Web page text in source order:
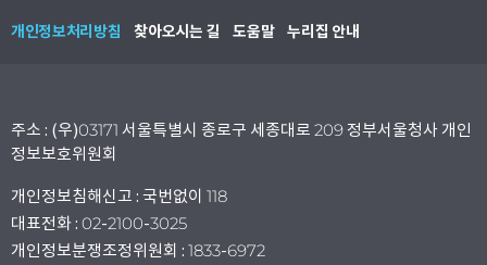
개인정보처리방침 찾아오시는 길 도움말 누리집 안내
주소 : (우)03171 서울특별시 종로구 세종대로 209 정부서울청사 개인
정보보호위원회
개인정보침해신고 : 국번없이 118
대표전화 : 02-2100-3025
개인정보분쟁조정위원회 : 1833-6972